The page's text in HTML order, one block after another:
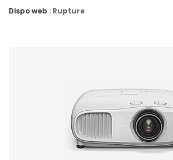
Dispo web : Rupture